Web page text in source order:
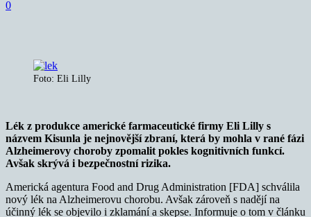
0
Foto: Eli Lilly
Lék z produkce americké farmaceutické firmy Eli Lilly s
názvem Kisunla je nejnovější zbraní, která by mohla v rané fázi
Alzheimerovy choroby zpomalit pokles kognitivních funkcí.
Avšak skrývá i bezpečnostní rizika.
Americká agentura Food and Drug Administration [FDA] schválila
nový lék na Alzheimerovu chorobu. Avšak zároveň s nadějí na
účinný lék se objevilo i zklamání a skepse. Informuje o tom v článku